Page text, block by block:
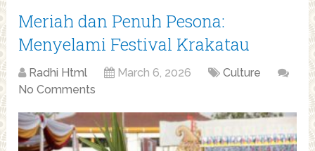
Meriah dan Penuh Pesona:
Menyelami Festival Krakatau
Radhi Html March 6, 2026
Culture
No Comments